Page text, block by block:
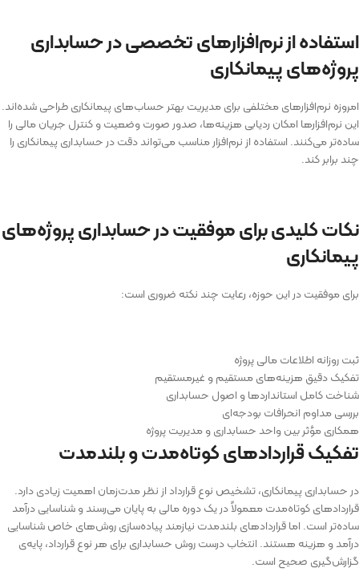
استفاده از نرم‌افزارهای تخصصی در حسابداری
پروژه‌های پیمانکاری
امروزه نرم‌افزارهای مختلفی برای مدیریت بهتر حساب‌های پیمانکاری طراحی شده‌اند.
این نرم‌افزارها امکان ردیابی هزینه‌ها، صدور صورت‌ وضعیت و کنترل جریان مالی را
ساده‌تر می‌کنند. استفاده از نرم‌افزار مناسب می‌تواند دقت در حسابداری پیمانکاری را
چند برابر کند.
نکات کلیدی برای موفقیت در حسابداری پروژه‌های
پیمانکاری
برای موفقیت در این حوزه، رعایت چند نکته ضروری است:
ثبت روزانه اطلاعات مالی پروژه
تفکیک دقیق هزینه‌های مستقیم و غیرمستقیم
شناخت کامل استانداردها و اصول حسابداری
بررسی مداوم انحرافات بودجه‌ای
همکاری مؤثر بین واحد حسابداری و مدیریت پروژه
تفکیک قراردادهای کوتاه‌مدت و بلندمدت
در حسابداری پیمانکاری، تشخیص نوع قرارداد از نظر مدت‌زمان اهمیت زیادی دارد.
قراردادهای کوتاه‌مدت معمولاً در یک دوره مالی به پایان می‌رسند و شناسایی درآمد
ساده‌تر است. اما قراردادهای بلندمدت نیازمند پیاده‌سازی روش‌های خاص شناسایی
درآمد و هزینه هستند. انتخاب درست روش حسابداری برای هر نوع قرارداد، پایه‌ی
گزارش‌گیری صحیح است.